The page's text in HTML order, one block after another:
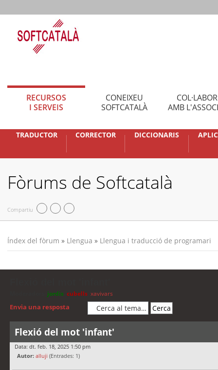
RECURSOS
I SERVEIS
CONEIXEU
SOFTCATALÀ
AMB
TRADUCTOR CORRECTOR DICCIONARIS
Fòrums de Softcatalà
Compartiu
Índex del fòrum » Llengua » Llengua i traducció de programari
jordis cubells xavivars
Envia una resposta
Flexió del mot 'infant'
Data: dt. feb. 18, 2025 1:50 pm
Autor: alluji (Entrades: 1)